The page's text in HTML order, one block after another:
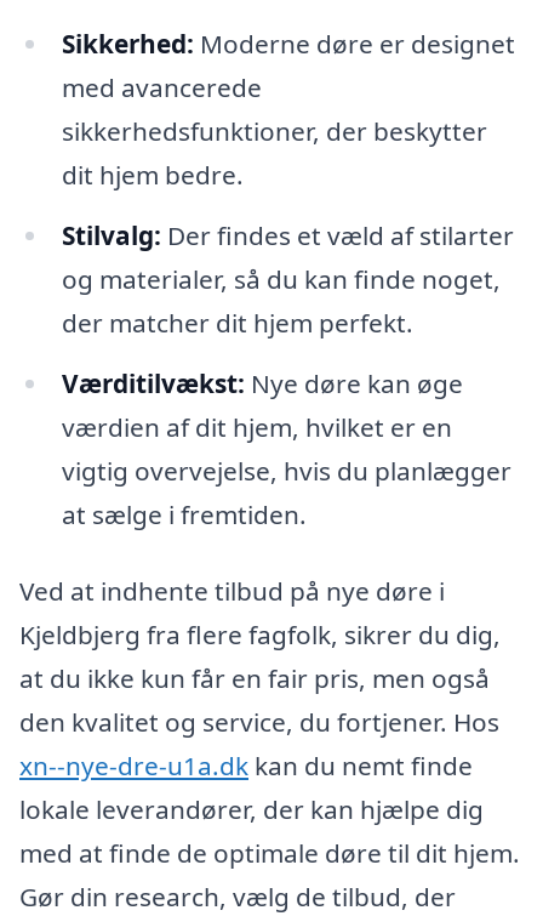
Sikkerhed: Moderne døre er designet
med avancerede
sikkerhedsfunktioner, der beskytter
dit hjem bedre.
Stilvalg: Der findes et væld af stilarter
og materialer, så du kan finde noget,
der matcher dit hjem perfekt.
Værditilvækst: Nye døre kan øge
værdien af dit hjem, hvilket er en
vigtig overvejelse, hvis du planlægger
at sælge i fremtiden.
Ved at indhente tilbud på nye døre i
Kjeldbjerg fra flere fagfolk, sikrer du dig,
at du ikke kun får en fair pris, men også
den kvalitet og service, du fortjener. Hos
xn--nye-dre-u1a.dk kan du nemt finde
lokale leverandører, der kan hjælpe dig
med at finde de optimale døre til dit hjem.
Gør din research, vælg de tilbud, der